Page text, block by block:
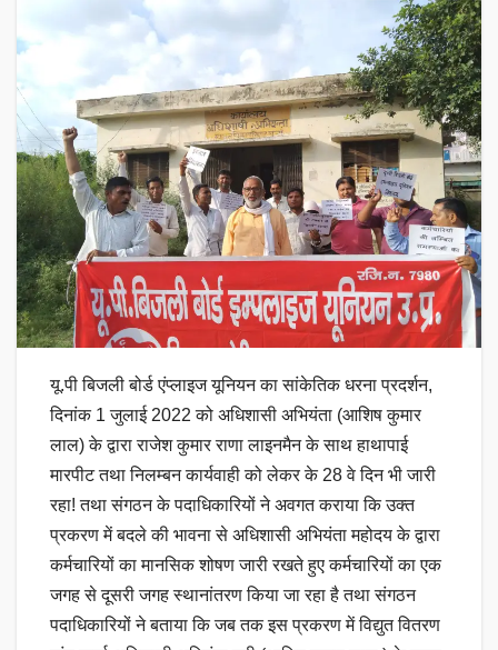
यू.पी बिजली बोर्ड एंप्लाइज यूनियन का सांकेतिक धरना प्रदर्शन,
दिनांक 1 जुलाई 2022 को अधिशासी अभियंता (आशिष कुमार
लाल) के द्वारा राजेश कुमार राणा लाइनमैन के साथ हाथापाई
मारपीट तथा निलम्बन कार्यवाही को लेकर के 28 वे दिन भी जारी
रहा! तथा संगठन के पदाधिकारियों ने अवगत कराया कि उक्त
प्रकरण में बदले की भावना से अधिशासी अभियंता महोदय के द्वारा
कर्मचारियों का मानसिक शोषण जारी रखते हुए कर्मचारियों का एक
जगह से दूसरी जगह स्थानांतरण किया जा रहा है तथा संगठन
पदाधिकारियों ने बताया कि जब तक इस प्रकरण में विद्युत वितरण